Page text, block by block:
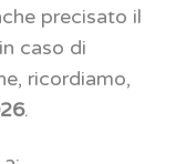
precisato il
caso di
ricordiamo,
.